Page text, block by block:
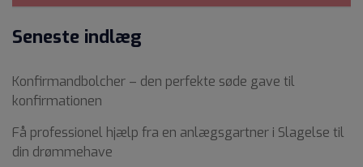
Seneste indlæg
Konfirmandbolcher – den perfekte søde gave til
konfirmationen
Få professionel hjælp fra en anlægsgartner i Slagelse til
din drømmehave